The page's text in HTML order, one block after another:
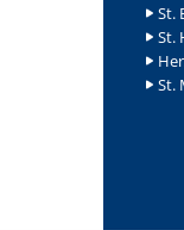
St.
St.
St.